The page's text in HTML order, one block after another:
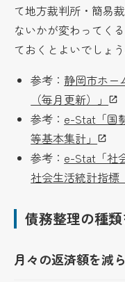
て地方裁判所・簡易
ないかが変わってく
ておくとよいでしょう
参考： 静岡市ホー
（毎月更新）」
参考： e-Stat「国
等基本集計」
参考： e-Stat「社
社会生活統計指標
債務整理の種類
月々の返済額を減